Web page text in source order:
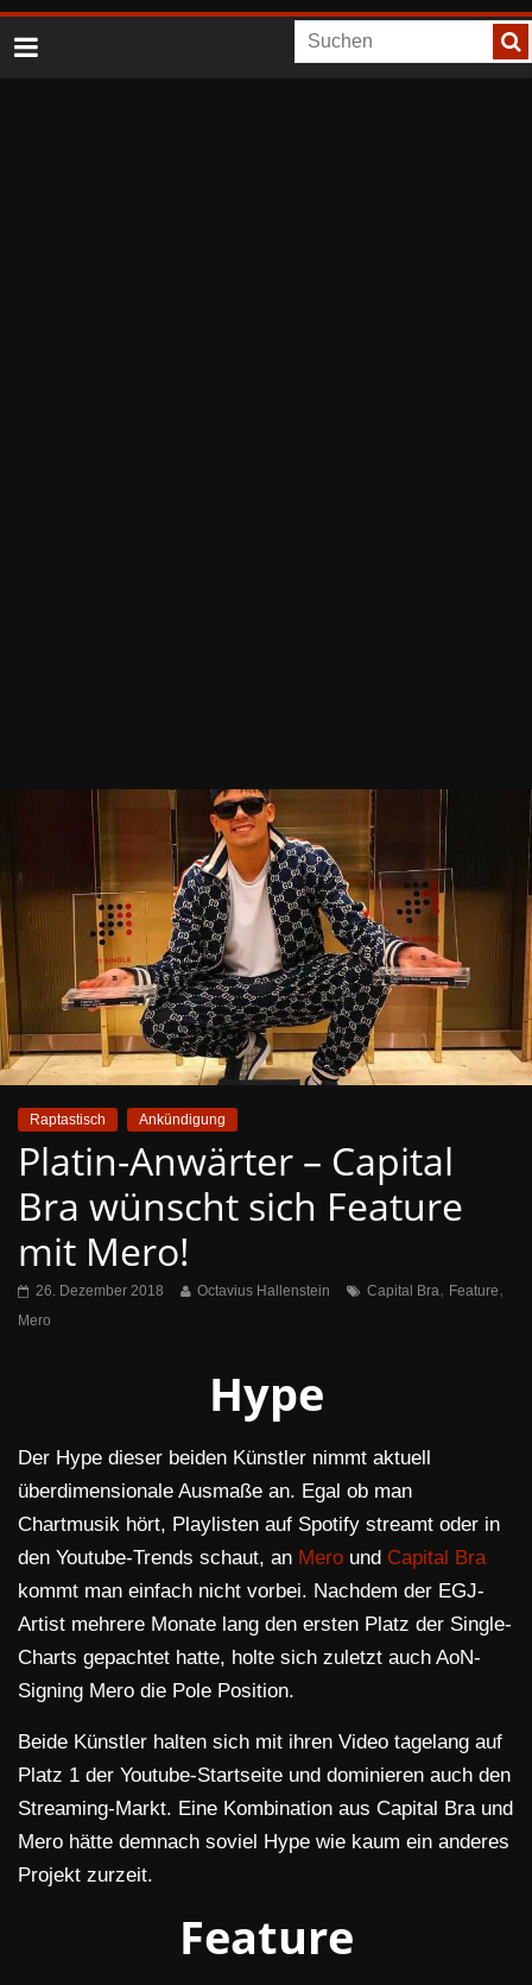
Raptastisch Ankündigung
Platin-Anwärter – Capital
Bra wünscht sich Feature
mit Mero!
26. Dezember 2018 Octavius Hallenstein Capital Bra, Feature,
Mero
Hype
Der Hype dieser beiden Künstler nimmt aktuell
überdimensionale Ausmaße an. Egal ob man
Chartmusik hört, Playlisten auf Spotify streamt oder in
den Youtube-Trends schaut, an Mero und Capital Bra
kommt man einfach nicht vorbei. Nachdem der EGJ-
Artist mehrere Monate lang den ersten Platz der Single-
Charts gepachtet hatte, holte sich zuletzt auch AoN-
Signing Mero die Pole Position.
Beide Künstler halten sich mit ihren Video tagelang auf
Platz 1 der Youtube-Startseite und dominieren auch den
Streaming-Markt. Eine Kombination aus Capital Bra und
Mero hätte demnach soviel Hype wie kaum ein anderes
Projekt zurzeit.
Feature